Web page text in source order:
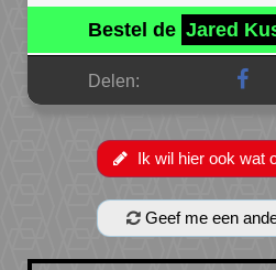
Bestel de Jared
Delen:
Ik wil hier ook wat
Geef me een